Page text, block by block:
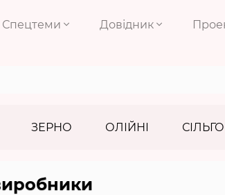
Спецтеми Довідник
ЗЕРНО ОЛІЙНІ